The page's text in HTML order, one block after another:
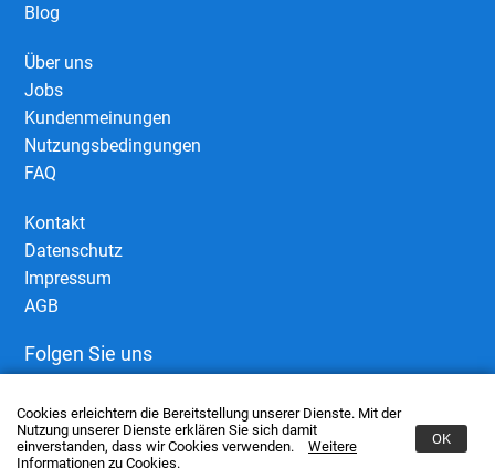
Cookies erleichtern die Bereitstellung unserer Dienste. Mit der
Nutzung unserer Dienste erklären Sie sich damit
einverstanden, dass wir Cookies verwenden.
Weitere
Informationen zu Cookies.
OK
Blog
Über uns
Jobs
Kundenmeinungen
Nutzungsbedingungen
FAQ
Kontakt
Datenschutz
Impressum
AGB
Folgen Sie uns